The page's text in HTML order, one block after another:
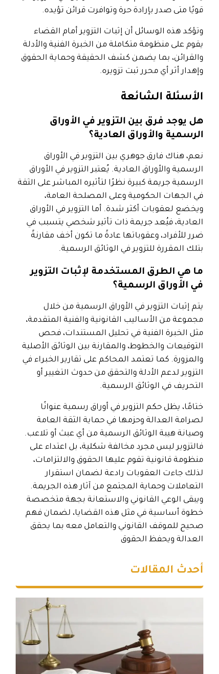
قويًا متى صدر بإرادة حرة وتوافرت قرائن تؤيده.
وتؤكد هذه الوسائل أن إثبات التزوير أمام القضاء
يقوم على منظومة متكاملة من الخبرة الفنية والأدلة
والقرائن، بما يضمن كشف الحقيقة وحماية الحقوق
وإهدار أثر أي محرر ثبت تزويره.
الأسئلة الشائعة
هل يوجد فرق بين التزوير في الأوراق
الرسمية والأوراق العادية؟
نعم، هناك فارق جوهري بين التزوير في الأوراق
الرسمية والأوراق العادية. يُعتبر التزوير في الأوراق
الرسمية جريمة كبيرة نظرًا لتأثيره المباشر على الثقة
في الجهات الحكومية وعلى المصلحة العامة،
ويخضع لعقوبات أكثر شدة. أما التزوير في الأوراق
العادية، فيُعد جريمة ذات تأثير شخصي يتسبب في
ضرر للأفراد، وعقوباتها عادةً ما تكون أخف مقارنةً
بتلك المقررة للتزوير في الوثائق الرسمية.
ما هي الطرق المستخدمة لإثبات التزوير
في الأوراق الرسمية؟
يتم إثبات التزوير في الأوراق الرسمية من خلال
مجموعة من الأساليب القانونية والفنية المتقدمة،
مثل الخبرة الفنية في تحليل المستندات، فحص
التوقيعات والخطوط، والمقارنة بين الوثائق الأصلية
والمزورة. كما تعتمد المحاكم على تقارير الخبراء في
التزوير لدعم الأدلة والتحقق من حدوث التغيير أو
التحريف في الوثائق الرسمية.
ختامًا، يظل حكم التزوير في أوراق رسمية عنوانًا
لصرامة العدالة وحزمها في حماية الثقة العامة
وصيانة هيبة الوثائق الرسمية من أي عبث أو تلاعب.
فالتزوير ليس مجرد مخالفة شكلية، بل اعتداء على
منظومة قانونية تقوم عليها الحقوق والالتزامات،
لذلك جاءت العقوبات رادعة لضمان استقرار
التعاملات وحماية المجتمع من آثار هذه الجريمة.
ويبقى الوعي القانوني والاستعانة بجهة متخصصة
خطوة أساسية في مثل هذه القضايا، لضمان فهم
صحيح للموقف القانوني والتعامل معه بما يحقق
العدالة ويحفظ الحقوق
أحدث المقالات